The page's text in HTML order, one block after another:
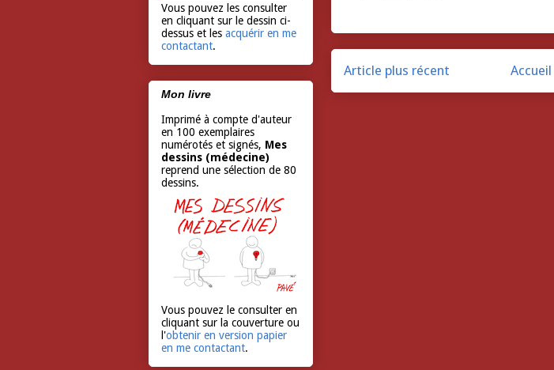
Article plus récent Accueil
Vous pouvez les consulter
en cliquant sur le dessin ci-
dessus et les acquérir en me
contactant.
Mon livre
Imprimé à compte d'auteur
en 100 exemplaires
numérotés et signés, Mes
dessins (médecine)
reprend une sélection de 80
dessins.
Vous pouvez le consulter en
cliquant sur la couverture ou
l'obtenir en version papier
en me contactant.